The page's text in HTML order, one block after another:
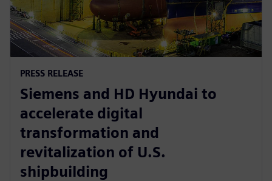
PRESS RELEASE
Siemens and HD Hyundai to
accelerate digital
transformation and
revitalization of U.S.
shipbuilding